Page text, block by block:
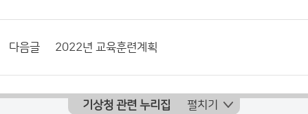
다음글 2022년 교육훈련계획
기상청 관련 누리집 펼치기